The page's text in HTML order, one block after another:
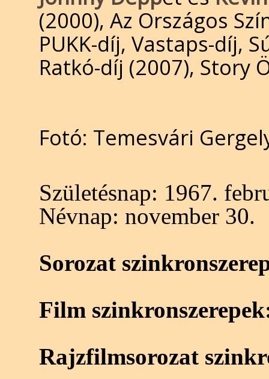
(2000), Az Országos
PUKK-díj, Vastaps-díj,
Ratkó-díj (2007), Story
Fotó: Temesvári
Születésnap: 1967.
Névnap: november 30.
Sorozat
Film
Rajzfilmsorozat